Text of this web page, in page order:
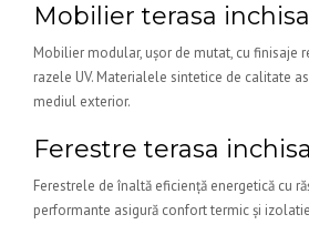
Mobilier terasa
Mobilier modular, ușor de mutat, cu finisaje
razele UV. Materialele sintetice de calitate
mediul exterior.
Ferestre terasa
Ferestrele de înaltă eficiență energetică cu
performante asigură confort termic și